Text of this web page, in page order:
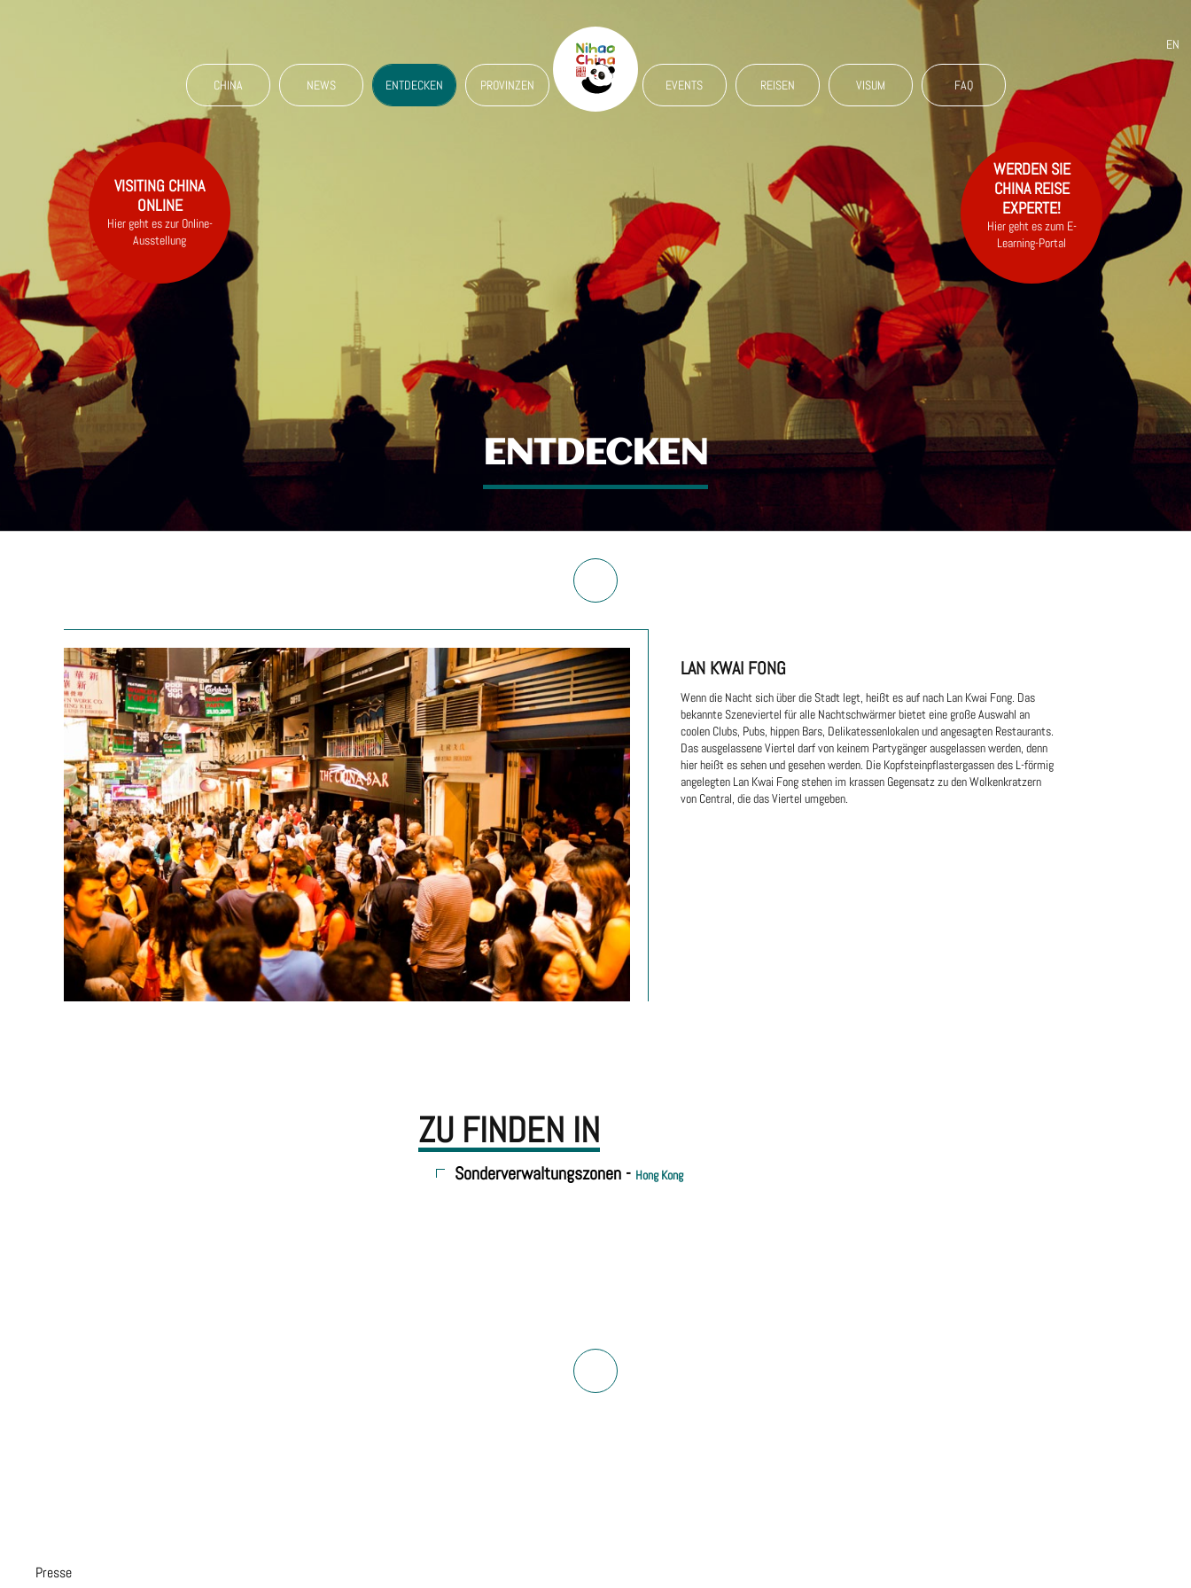
WERDEN SIE
CHINA REISE
EXPERTE!
Hier geht es zum E-
Learning-Portal
VISITING CHINA
ONLINE
Hier geht es zur Online-
Ausstellung
EN
CHINA NEWS ENTDECKEN PROVINZEN EVENTS REISEN VISUM FAQ
ENTDECKEN
LAN KWAI FONG
Wenn die Nacht sich über die Stadt legt, heißt es auf nach Lan Kwai Fong. Das
bekannte Szeneviertel für alle Nachtschwärmer bietet eine große Auswahl an
coolen Clubs, Pubs, hippen Bars, Delikatessenlokalen und angesagten Restaurants.
Das ausgelassene Viertel darf von keinem Partygänger ausgelassen werden, denn
hier heißt es sehen und gesehen werden. Die Kopfsteinpflastergassen des L-förmig
angelegten Lan Kwai Fong stehen im krassen Gegensatz zu den Wolkenkratzern
von Central, die das Viertel umgeben.
ZU FINDEN IN
Sonderverwaltungszonen - Hong Kong
Presse